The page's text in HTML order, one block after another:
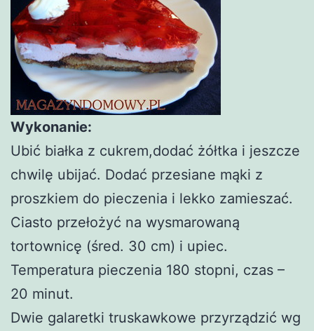
Wykonanie:
Ubić białka z cukrem,dodać żółtka i jeszcze
chwilę ubijać. Dodać przesiane mąki z
proszkiem do pieczenia i lekko zamieszać.
Ciasto przełożyć na wysmarowaną
tortownicę (śred. 30 cm) i upiec.
Temperatura pieczenia 180 stopni, czas –
20 minut.
Dwie galaretki truskawkowe przyrządzić wg